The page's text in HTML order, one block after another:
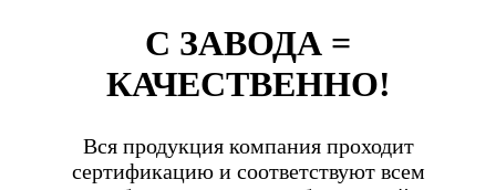
С ЗАВОДА =
КАЧЕСТВЕННО!
Вся продукция компания проходит
сертификацию и соответствуют всем